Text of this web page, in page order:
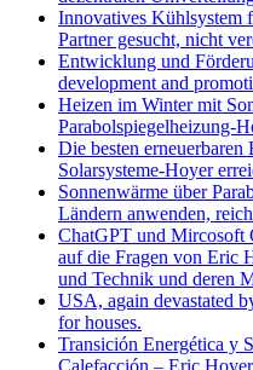
Innovatives Kühlsystem
Partner gesucht, nicht
Entwicklung und
development and
Heizen im Winter mit
Parabolspiegelheizung-
Die besten
Solarsysteme-Hoyer
Sonnenwärme über
Ländern anwenden,
ChatGPT und
auf die Fragen von Eric
und Technik und deren
USA, again devastated
for houses.
Transición Energética y
Calefacción – Eric